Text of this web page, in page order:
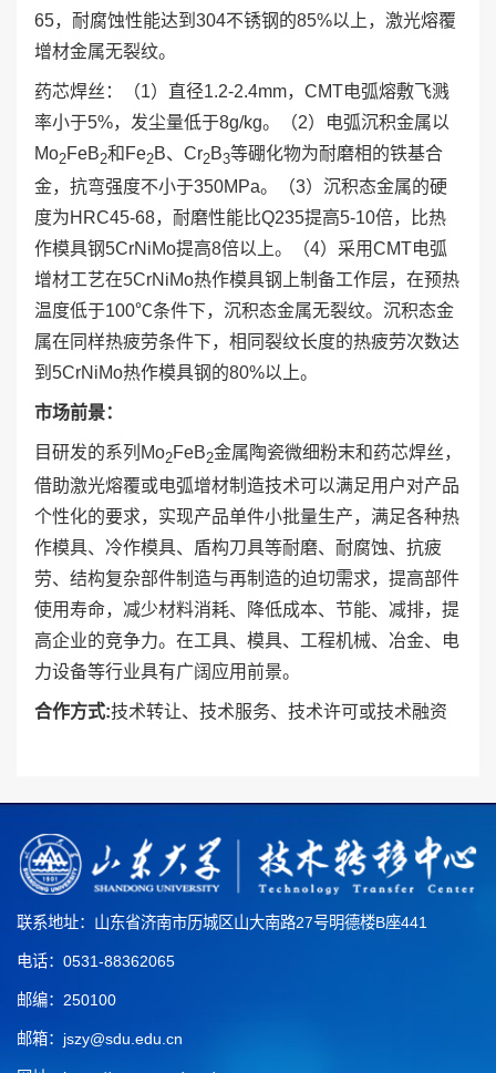
65，耐腐蚀性能达到304不锈钢的85%以上，激光熔覆
增材金属无裂纹。
药芯焊丝：（1）直径1.2-2.4mm，CMT电弧熔敷飞溅
率小于5%，发尘量低于8g/kg。（2）电弧沉积金属以
Mo2FeB2和Fe2B、Cr2B3等硼化物为耐磨相的铁基合
金，抗弯强度不小于350MPa。（3）沉积态金属的硬
度为HRC45-68，耐磨性能比Q235提高5-10倍，比热
作模具钢5CrNiMo提高8倍以上。（4）采用CMT电弧
增材工艺在5CrNiMo热作模具钢上制备工作层，在预热
温度低于100℃条件下，沉积态金属无裂纹。沉积态金
属在同样热疲劳条件下，相同裂纹长度的热疲劳次数达
到 5CrNiMo热作模具钢的80%以上。
市场前景：
目研发的系列Mo2FeB2金属陶瓷微细粉末和药芯焊丝，
借助激光熔覆或电弧增材制造技术可以满足用户对产品
个性化的要求，实现产品单件小批量生产，满足各种热
作模具、冷作模具、盾构刀具等耐磨、耐腐蚀、抗疲
劳、结构复杂部件制造与再制造的迫切需求，提高部件
使用寿命，减少材料消耗、降低成本、节能、减排，提
高企业的竞争力。在工具、模具、工程机械、冶金、电
力设备等行业具有广阔应用前景。
合作方式:技术转让、技术服务、技术许可或技术融资
联系地址：山东省济南市历城区山大南路27号明德楼B座441
电话：0531-88362065
邮编：250100
邮箱：jszy@sdu.edu.cn